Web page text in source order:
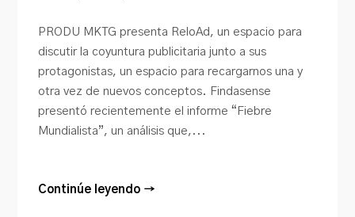
PRODU MKTG presenta ReloAd, un espacio para
discutir la coyuntura publicitaria junto a sus
protagonistas, un espacio para recargarnos una y
otra vez de nuevos conceptos. Findasense
presentó recientemente el informe “Fiebre
Mundialista”, un análisis que,...
Continúe leyendo →